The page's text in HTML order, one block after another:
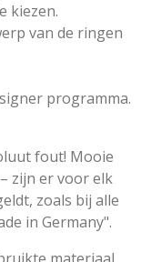
kiezen.
van de ringen
programma.
fout! Mooie
zijn er voor elk
zoals bij alle
in Germany".